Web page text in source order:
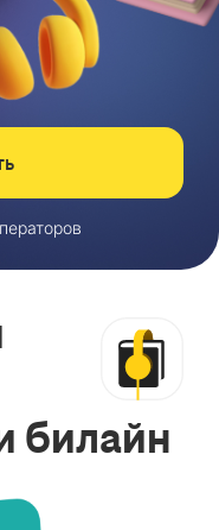
билайн